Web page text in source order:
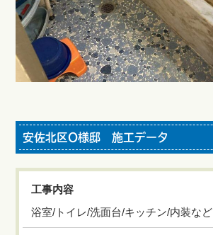
安佐北区O様邸 施工データ
工事内容
浴室/トイレ/洗面台/キッチン/内装など